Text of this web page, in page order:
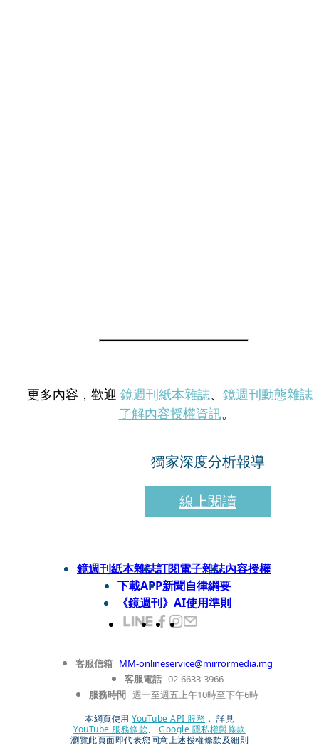
更多內容，歡迎 鏡週刊紙本雜誌、 鏡週刊動態雜誌
了解內容授權資訊。
獨家深度分析報導
線上閱讀
鏡週刊紙本雜誌訂閱電子雜誌內容授權
下載APP新聞自律綱要
《鏡週刊》AI使用準則
客服信箱 MM-onlineservice@mirrormedia.mg
客服電話 02-6633-3966
服務時間 週一至週五上午10時至下午6時
本網頁使用 YouTube API 服務 ， 詳見
YouTube 服務條款、
Google 隱私權與條款
瀏覽此頁面即代表您同意上述授權條款及細則